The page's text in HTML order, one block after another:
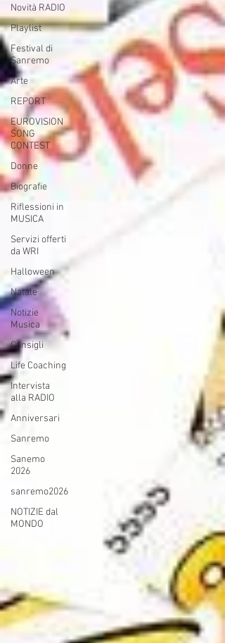
Novità RADIO
Playlist
Festival di
Sanremo
Arte
REPORT
EUROVISION
SONG
CONTEST
Donne
Biografie
Riflessioni in
MUSICA
Servizi offerti
da WRI
Halloween
Natale
Notizie
Musica
Consigli
Life Coaching
Intervista
alla RADIO
Anniversari
Sanremo
Sanemo
2026
sanremo2026
NOTIZIE dal
MONDO